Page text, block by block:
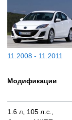
11.2008 - 11.2011
Модификации
1.6 л, 105 л.с.,